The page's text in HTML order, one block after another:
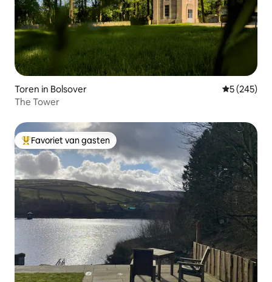
Toren in Bolsover
5 (245)
The Tower
Topfavoriet van gasten
Favoriet van gasten